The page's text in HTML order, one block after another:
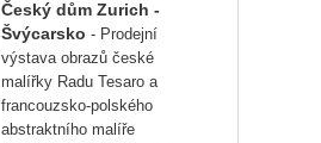
Český dům Zurich -
Švýcarsko - Prodejní
výstava obrazů české
malířky Radu Tesaro a
francouzsko-polského
abstraktního malíře